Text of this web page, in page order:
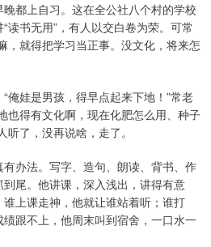
都上自习。这在全公社八个村的学校
读书无用”，有人以交白卷为荣。可常
，就得把学习当正事。没文化，将来怎
俺娃是男孩，得早点起来下地！”常老
也得有文化啊，现在化肥怎么用、种子
了，没再说啥，走了。
办法。写字、造句、朗读、背书、作
尾。他讲课，深入浅出，讲得有意
上课走神，他就让谁站着听；谁打
跟不上，他周末叫到宿舍，一口水一